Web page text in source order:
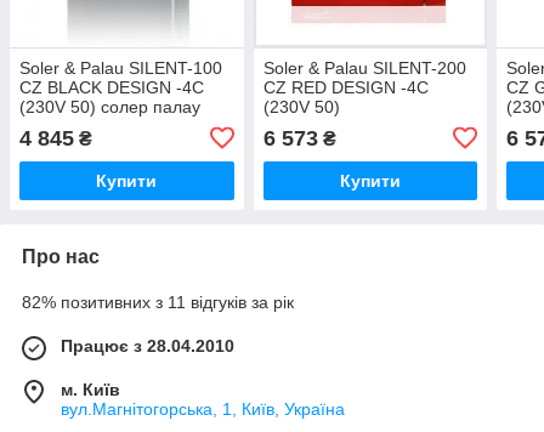
Soler & Palau SILENT-100
CZ BLACK DESIGN -4C
(230V 50) солер палау
4 845 ₴
Купити
Soler & Palau SILENT-200
CZ RED DESIGN -4C
(230V 50)
6 573₴
Купити
CZ
6
Про нас
82% позитивних з 11 відгуків за рік
Працює з 28.04.2010
м. Київ
вул.Магнітогорська, 1, Київ, Україна